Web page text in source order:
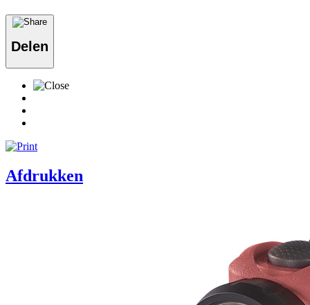
Delen
Afdrukken